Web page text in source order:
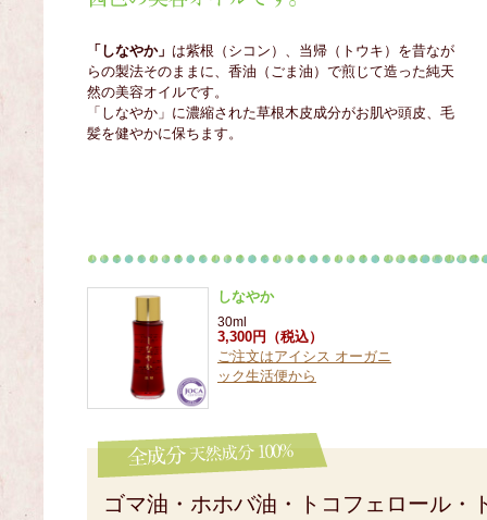
「しなやか」 は紫根（シコン）、当帰（トウキ）を昔なが
らの製法そのままに、香油（ごま油）で煎じて造った純天
然の美容オイルです。
「しなやか」に濃縮された草根木皮成分がお肌や頭皮、毛
髪を健やかに保ちます。
しなやか
30ml
3,300円（税込）
ご注文はアイシス オーガニ
ック生活便から
ゴマ油・ホホバ油・トコフェロール・